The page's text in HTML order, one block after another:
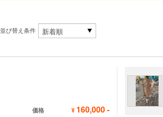
並び替え条件
価格 ¥ 160,000-